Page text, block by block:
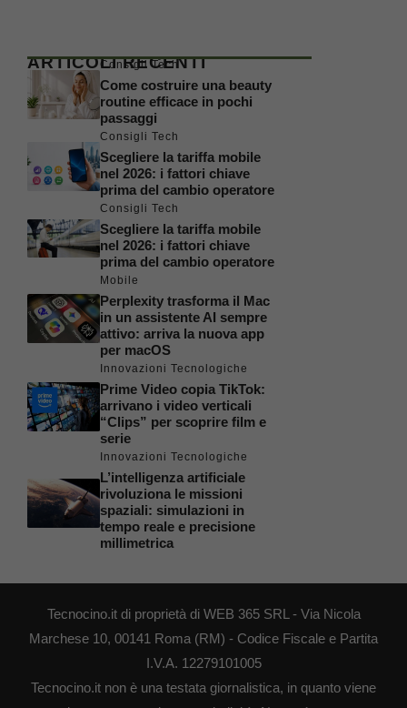
ARTICOLI RECENTI
Consigli Tech
Come costruire una beauty
routine efficace in pochi
passaggi
Consigli Tech
Scegliere la tariffa mobile
nel 2026: i fattori chiave
prima del cambio operatore
Consigli Tech
Scegliere la tariffa mobile
nel 2026: i fattori chiave
prima del cambio operatore
Mobile
Perplexity trasforma il Mac
in un assistente AI sempre
attivo: arriva la nuova app
per macOS
Innovazioni Tecnologiche
Prime Video copia TikTok:
arrivano i video verticali
“Clips” per scoprire film e
serie
Innovazioni Tecnologiche
L’intelligenza artificiale
rivoluziona le missioni
spaziali: simulazioni in
tempo reale e precisione
millimetrica
Tecnocino.it di proprietà di WEB 365 SRL - Via Nicola
Marchese 10, 00141 Roma (RM) - Codice Fiscale e Partita
I.V.A. 12279101005
Tecnocino.it non è una testata giornalistica, in quanto viene